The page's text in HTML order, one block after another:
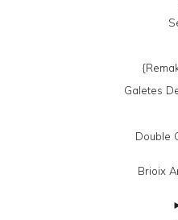
Galetes
Double
Brioix